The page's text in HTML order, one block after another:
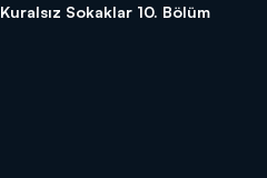
Kuralsız Sokaklar 10. Bölüm